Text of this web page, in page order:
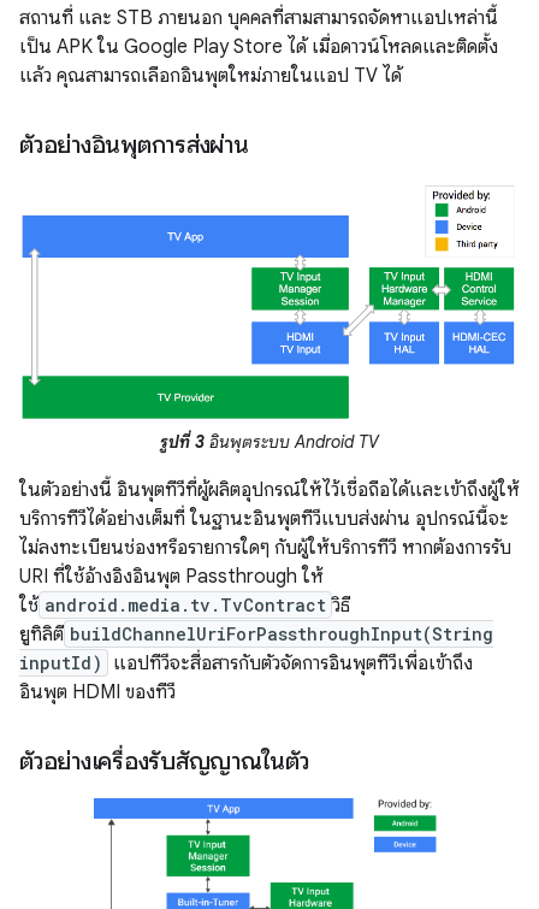
สถานที่ และ STB ภายนอก บุคคลที่สามสามารถจัดหาแอปเหล่านี้
เป็น APK ใน Google Play Store ได้ เมื่อดาวน์โหลดและติดตั้ง
แล้ว คุณสามารถเลือกอินพุตใหม่ภายในแอป TV ได้
ตัวอย่างอินพุตการส่งผ่าน
รูปที่ 3 อินพุตระบบ Android TV
ในตัวอย่างนี้ อินพุตทีวีที่ผู้ผลิตอุปกรณ์ให้ไว้เชื่อถือได้และเข้าถึงผู้ให้
บริการทีวีได้อย่างเต็มที่ ในฐานะอินพุตทีวีแบบส่งผ่าน อุปกรณ์นี้จะ
ไม่ลงทะเบียนช่องหรือรายการใดๆ กับผู้ให้บริการทีวี หากต้องการรับ
URI ที่ใช้อ้างอิงอินพุต Passthrough ให้
ใช้ android.media.tv.TvContract วิธี
ยูทิลิตี buildChannelUriForPassthroughInput(String
inputId)
แอปทีวีจะสื่อสารกับตัวจัดการอินพุตทีวีเพื่อเข้าถึง
อินพุต HDMI ของทีวี
ตัวอย่างเครื่องรับสัญญาณในตัว